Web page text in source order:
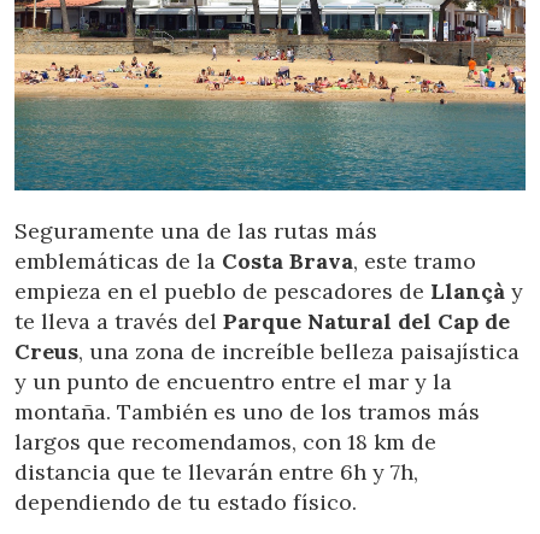
Seguramente una de las rutas más
emblemáticas de la Costa Brava, este tramo
empieza en el pueblo de pescadores de Llançà y
te lleva a través del Parque Natural del Cap de
Creus, una zona de increíble belleza paisajística
y un punto de encuentro entre el mar y la
montaña. También es uno de los tramos más
largos que recomendamos, con 18 km de
distancia que te llevarán entre 6h y 7h,
dependiendo de tu estado físico.